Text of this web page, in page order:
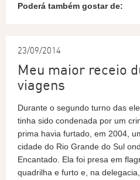
Poderá também gostar de:
23/09/2014
Meu maior receio
viagens
Durante o segundo turno das
tinha sido condenada por um
prima havia furtado, em 2004,
cidade do Rio Grande do Sul
Encantado. Ela foi presa em
quadrilha e furto e, na